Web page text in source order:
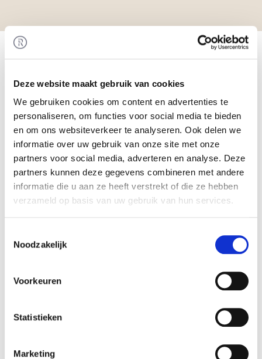
Deze website maakt gebruik van cookies
We gebruiken cookies om content en advertenties te
personaliseren, om functies voor social media te bieden
en om ons websiteverkeer te analyseren. Ook delen we
informatie over uw gebruik van onze site met onze
partners voor social media, adverteren en analyse. Deze
partners kunnen deze gegevens combineren met andere
informatie die u aan ze heeft verstrekt of die ze hebben
verzameld op basis van uw gebruik van hun services.
Noodzakelijk
Voorkeuren
Statistieken
Marketing
Home
meerderheidsbelang genomen in Magic FX B.V.
Nordian heeft een meerderheidsbelang
verworven in Magic FX B.V. Rembrandt M&A heeft
de verkoper begeleid bij het realiseren van deze
transactie.
Magic FX
Magic FX is Europees marktleider op het gebied
van special effects voor de internationale live
entertainmentsector. De zelfontwikkelde
Mysteryland, Formule 1-races, de Champions
Nordian is een betrokken investeerder met een